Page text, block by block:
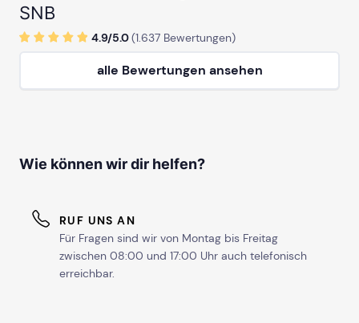
SNB
4.9/5.0(1.637 Bewertungen)
alle Bewertungen ansehen
Wie können wir dir helfen?
RUF UNS AN
Für Fragen sind wir von Montag bis Freitag
zwischen 08:00 und 17:00 Uhr auch telefonisch
erreichbar.